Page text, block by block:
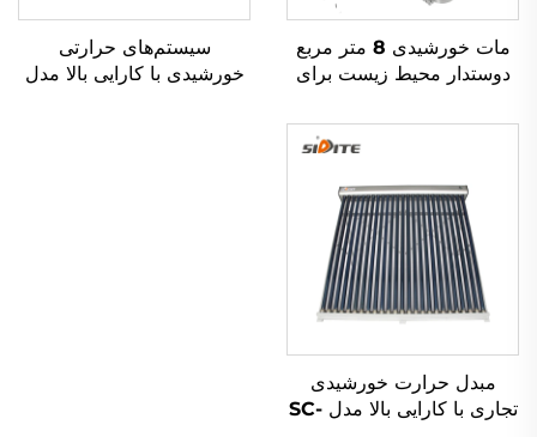
مات خورشیدی 8 متر مربع
دوستدار محیط زیست برای
رubber بیرونی برای
گرمایش آب
سیستم‌های حرارتی
خورشیدی با کارایی بالا مدل
مبدل حرارت خورشیدی
تجاری با کارایی بالا مدل SC-